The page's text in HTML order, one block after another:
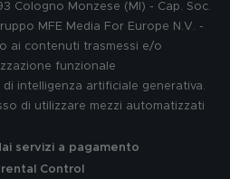
Cologno Monzese (MI) - Cap. Soc.
MFE Media For Europe N.V. -
ai contenuti trasmessi e/o
funzionale
intelligenza artificiale generativa.
di utilizzare mezzi automatizzati
servizi a pagamento
Control